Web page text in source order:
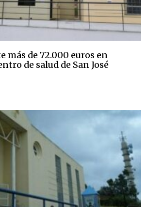
más de 72.000 euros en
de salud de San José